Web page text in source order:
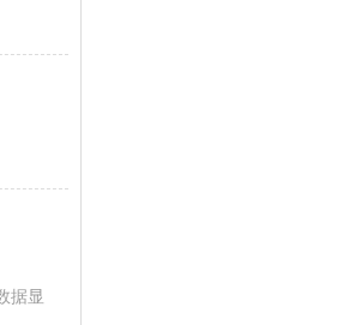
据显